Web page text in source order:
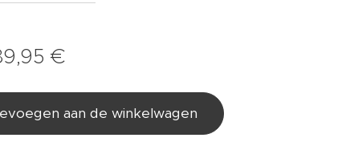
€
aan de winkelwagen